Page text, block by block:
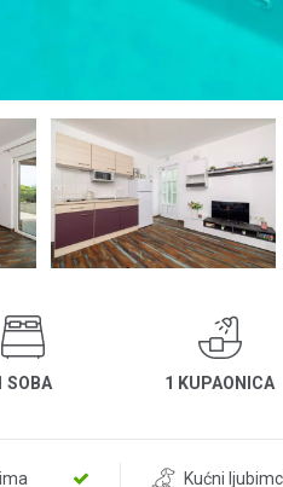
SOBA 1 KUPAONICA
Kućni